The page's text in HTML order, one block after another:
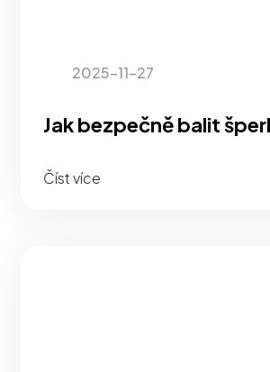
Jak bezpečně balit
Číst více
2025-11-27